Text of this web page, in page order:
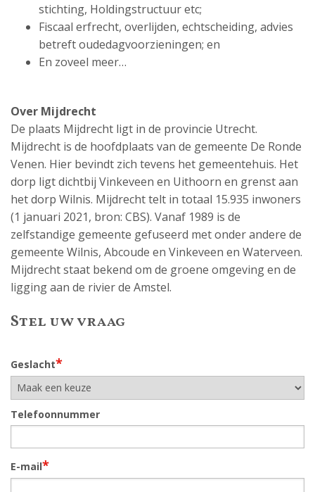
stichting, Holdingstructuur etc;
Fiscaal erfrecht, overlijden, echtscheiding, advies
betreft oudedagvoorzieningen; en
En zoveel meer…
Over Mijdrecht
De plaats Mijdrecht ligt in de provincie Utrecht.
Mijdrecht is de hoofdplaats van de gemeente De Ronde
Venen. Hier bevindt zich tevens het gemeentehuis. Het
dorp ligt dichtbij Vinkeveen en Uithoorn en grenst aan
het dorp Wilnis. Mijdrecht telt in totaal 15.935 inwoners
(1 januari 2021, bron: CBS). Vanaf 1989 is de
zelfstandige gemeente gefuseerd met onder andere de
gemeente Wilnis, Abcoude en Vinkeveen en Waterveen.
Mijdrecht staat bekend om de groene omgeving en de
ligging aan de rivier de Amstel.
Stel uw vraag
Geslacht*
Telefoonnummer
E-mail*